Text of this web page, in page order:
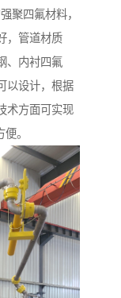
聚四氟材料，
，管道材质
、内衬四氟
以设计，根据
术方面可实现
。